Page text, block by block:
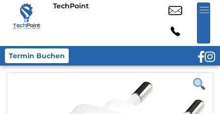
TechPoint
Termin Buchen